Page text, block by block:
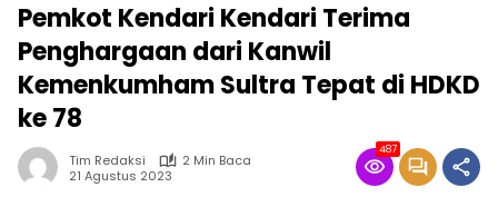
Pemkot Kendari Kendari Terima
Penghargaan dari Kanwil
Kemenkumham Sultra Tepat di HDKD
ke 78
Tim Redaksi
2 Min Baca
21 Agustus 2023
487